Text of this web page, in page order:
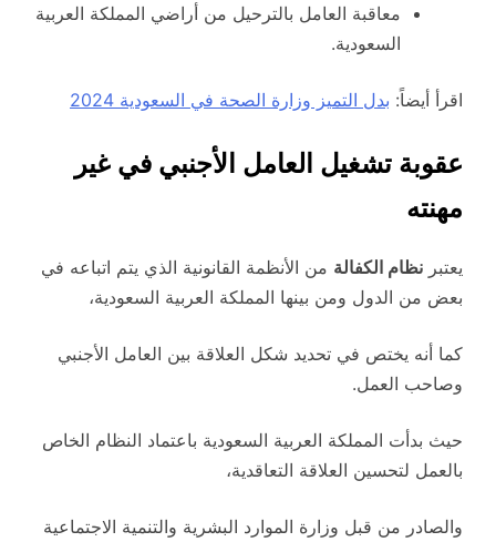
معاقبة العامل بالترحيل من أراضي المملكة العربية
السعودية.
اقرأ أيضاً: بدل التميز وزارة الصحة في السعودية 2024
عقوبة تشغيل العامل الأجنبي في غير
مهنته
يعتبر نظام الكفالة من الأنظمة القانونية الذي يتم اتباعه في
بعض من الدول ومن بينها المملكة العربية السعودية،
كما أنه يختص في تحديد شكل العلاقة بين العامل الأجنبي
وصاحب العمل.
حيث بدأت المملكة العربية السعودية باعتماد النظام الخاص
بالعمل لتحسين العلاقة التعاقدية،
والصادر من قبل وزارة الموارد البشرية والتنمية الاجتماعية